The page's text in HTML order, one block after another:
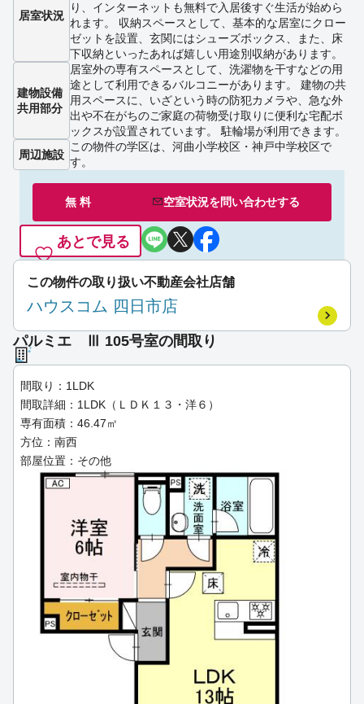
居室状況
り、インターネットも無料で入居後すぐ生活が始めら
れます。 収納スペースとして、基本的な居室にクロー
ゼットを設置、玄関にはシューズボックス、また、床
下収納といったあれば嬉しい用途別収納があります。
建物設備
共用部分
居室外の専有スペースとして、洗濯物を干すなどの用
途として利用できるバルコニーがあります。 建物の共
用スペースに、いざという時の防犯カメラや、急な外
出や不在がちのご家庭の荷物受け取りに便利な宅配ボ
ックスが設置されています。 駐輪場が利用できます。
周辺施設
この物件の学区は、河曲小学校区・神戸中学校区で
す。
無 料 空室状況を問い合わせする
あとで見る
この物件の取り扱い不動産会社店舗
ハウスコム 四日市店
パルミエ Ⅲ 105号室の間取り
間取り：1LDK
間取詳細：1LDK（ＬＤＫ１３・洋６）
専有面積：46.47㎡
方位：南西
部屋位置：その他